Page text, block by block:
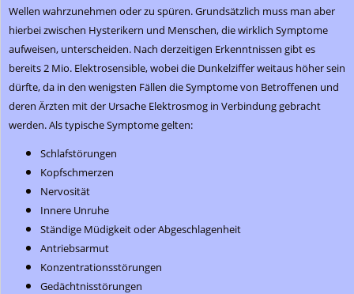
Wellen wahrzunehmen oder zu spüren. Grundsätzlich muss man aber
hierbei zwischen Hysterikern und Menschen, die wirklich Symptome
aufweisen, unterscheiden. Nach derzeitigen Erkenntnissen gibt es
bereits 2 Mio. Elektrosensible, wobei die Dunkelziffer weitaus höher sein
dürfte, da in den wenigsten Fällen die Symptome von Betroffenen und
deren Ärzten mit der Ursache Elektrosmog in Verbindung gebracht
werden. Als typische Symptome gelten:
Schlafstörungen
Kopfschmerzen
Nervosität
Innere Unruhe
Ständige Müdigkeit oder Abgeschlagenheit
Antriebsarmut
Konzentrationsstörungen
Gedächtnisstörungen